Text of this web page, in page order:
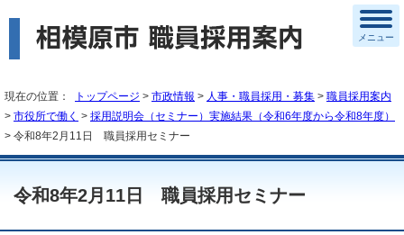
メニュー
現在の位置： トップページ > 市政情報 > 人事・職員採用・募集 > 職員採用案内
> 市役所で働く > 採用説明会（セミナー）実施結果（令和6年度から令和8年度）
> 令和8年2月11日 職員採用セミナー
令和8年2月11日 職員採用セミナー